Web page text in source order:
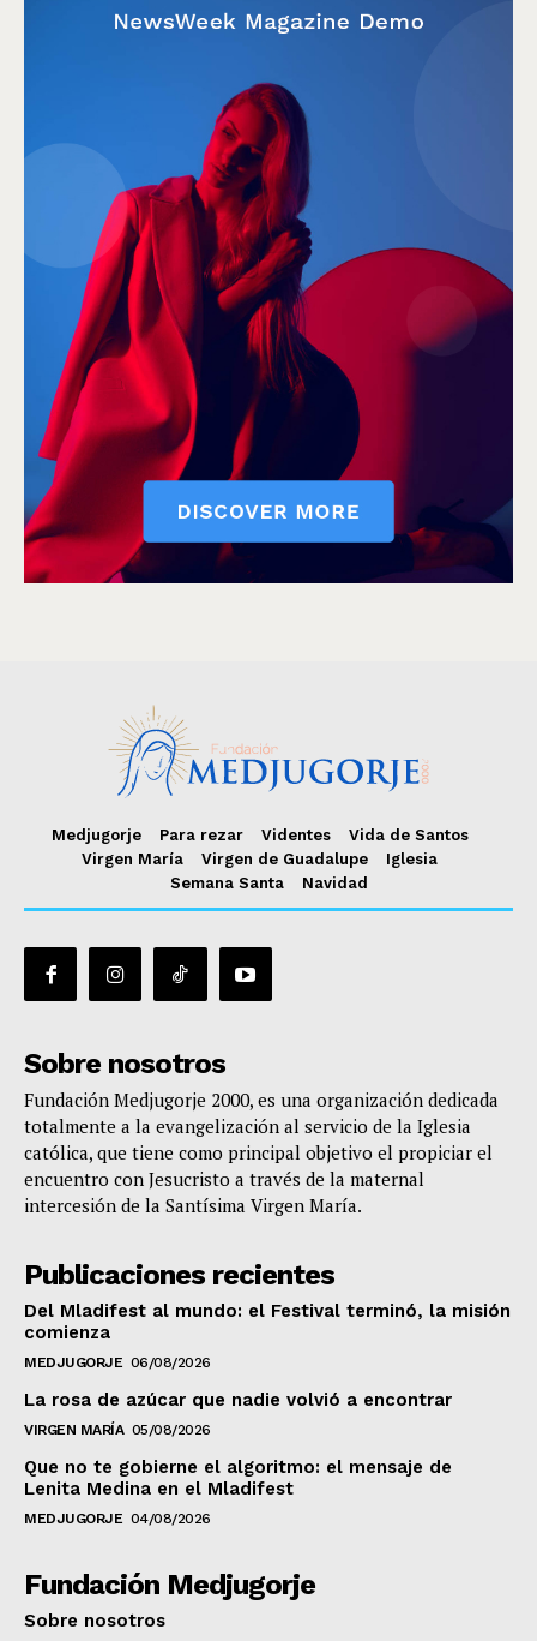
Medjugorje Para rezar Videntes
Vida de Santos
Virgen María
Virgen de Guadalupe
Iglesia
Semana Santa
Navidad
Sobre nosotros
Fundación Medjugorje 2000, es una organización dedicada
totalmente a la evangelización al servicio de la Iglesia
católica, que tiene como principal objetivo el propiciar el
encuentro con Jesucristo a través de la maternal
intercesión de la Santísima Virgen María.
Publicaciones recientes
Del Mladifest al mundo: el Festival terminó, la misión
comienza
MEDJUGORJE 06/08/2026
La rosa de azúcar que nadie volvió a encontrar
VIRGEN MARÍA 05/08/2026
Que no te gobierne el algoritmo: el mensaje de
Lenita Medina en el Mladifest
MEDJUGORJE 04/08/2026
Fundación Medjugorje
Sobre nosotros